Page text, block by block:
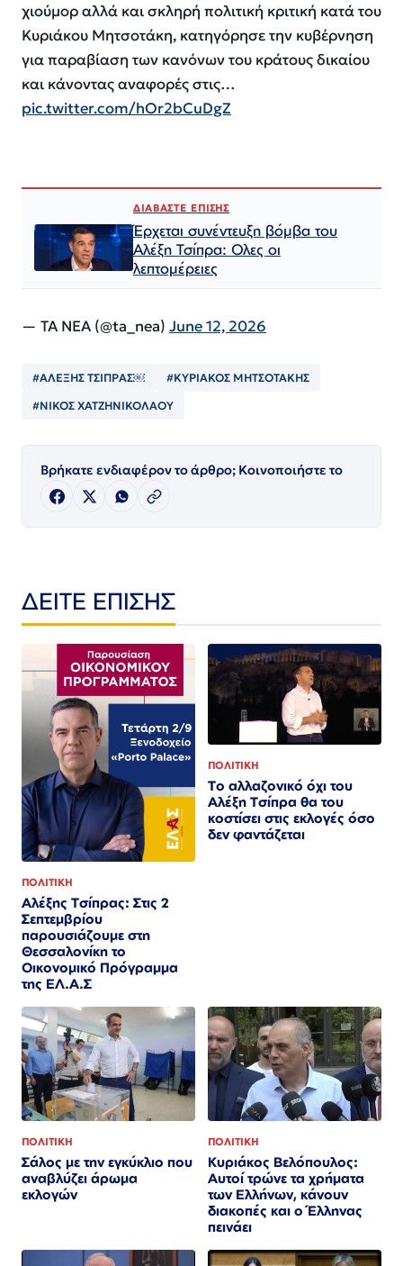
χιούμορ αλλά και σκληρή πολιτική κριτική κατά του
Κυριάκου Μητσοτάκη, κατηγόρησε την κυβέρνηση
για παραβίαση των κανόνων του κράτους δικαίου
και κάνοντας αναφορές στις…
pic.twitter.com/hOr2bCuDgZ
ΔΙΑΒΑΣΤΕ ΕΠΙΣΗΣ
Έρχεται συνέντευξη βόμβα του
Αλέξη Τσίπρα: Ολες οι
λεπτομέρειες
— TA NEA (@ta_nea) June 12, 2026
#ΑΛΕΞΗΣ ΤΣΙΠΡΑΣ￼ #ΚΥΡΙΑΚΟΣ ΜΗΤΣΟΤΑΚΗΣ
#ΝΙΚΟΣ ΧΑΤΖΗΝΙΚΟΛΑΟΥ
Βρήκατε ενδιαφέρον το άρθρο; Κοινοποιήστε το
ΔΕΙΤΕ ΕΠΙΣΗΣ
ΠΟΛΙΤΙΚΗ
Αλέξης Τσίπρας: Στις 2
Σεπτεμβρίου
παρουσιάζουμε στη
Θεσσαλονίκη το
Οικονομικό Πρόγραμμα
της ΕΛ.Α.Σ
ΠΟΛΙΤΙΚΗ
Το αλλαζονικό όχι του
Αλέξη Τσίπρα θα του
κοστίσει στις εκλογές όσο
δεν φαντάζεται
ΠΟΛΙΤΙΚΗ
Σάλος με την εγκύκλιο που
αναβλύζει άρωμα
εκλογών
ΠΟΛΙΤΙΚΗ
Κυριάκος Βελόπουλος:
Αυτοί τρώνε τα χρήματα
των Ελλήνων, κάνουν
διακοπές και ο Έλληνας
πεινάει